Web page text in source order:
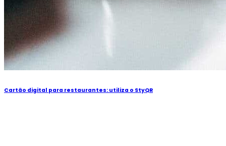
Cartão digital para restaurantes: utiliza o StyQR